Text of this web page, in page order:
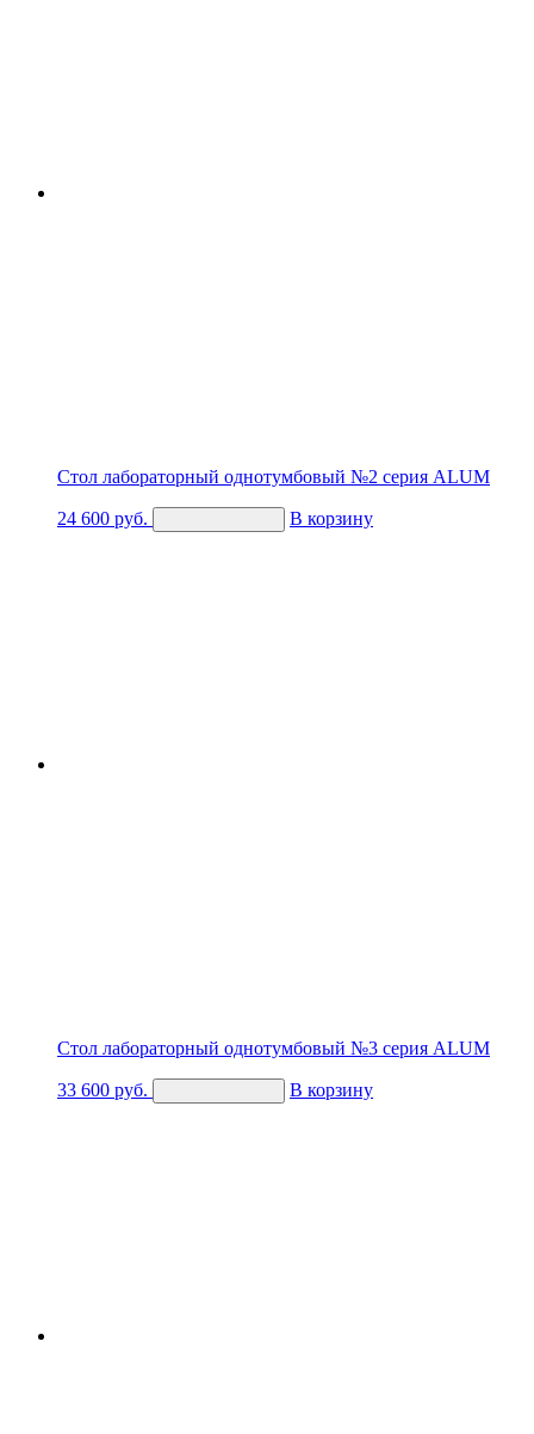
Стол лабораторный однотумбовый №2 серия ALUM
24 600 руб. В корзину
Стол лабораторный однотумбовый №3 серия ALUM
33 600 руб. В корзину